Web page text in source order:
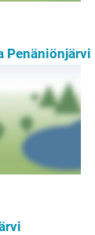
Penäniönjärvi